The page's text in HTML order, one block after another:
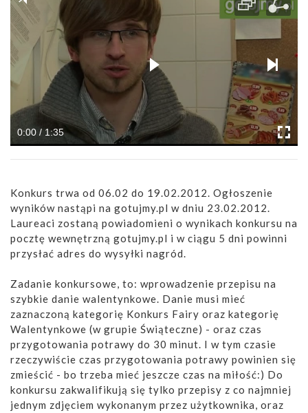
0:00 / 1:35
Konkurs trwa od 06.02 do 19.02.2012. Ogłoszenie
wyników nastąpi na gotujmy.pl w dniu 23.02.2012.
Laureaci zostaną powiadomieni o wynikach konkursu na
pocztę wewnętrzną gotujmy.pl i w ciągu 5 dni powinni
przysłać adres do wysyłki nagród.
Zadanie konkursowe, to: wprowadzenie przepisu na
szybkie danie walentynkowe. Danie musi mieć
zaznaczoną kategorię Konkurs Fairy oraz kategorię
Walentynkowe (w grupie Świąteczne) - oraz czas
przygotowania potrawy do 30 minut. I w tym czasie
rzeczywiście czas przygotowania potrawy powinien się
zmieścić - bo trzeba mieć jeszcze czas na miłość:) Do
konkursu zakwalifikują się tylko przepisy z co najmniej
jednym zdjęciem wykonanym przez użytkownika, oraz